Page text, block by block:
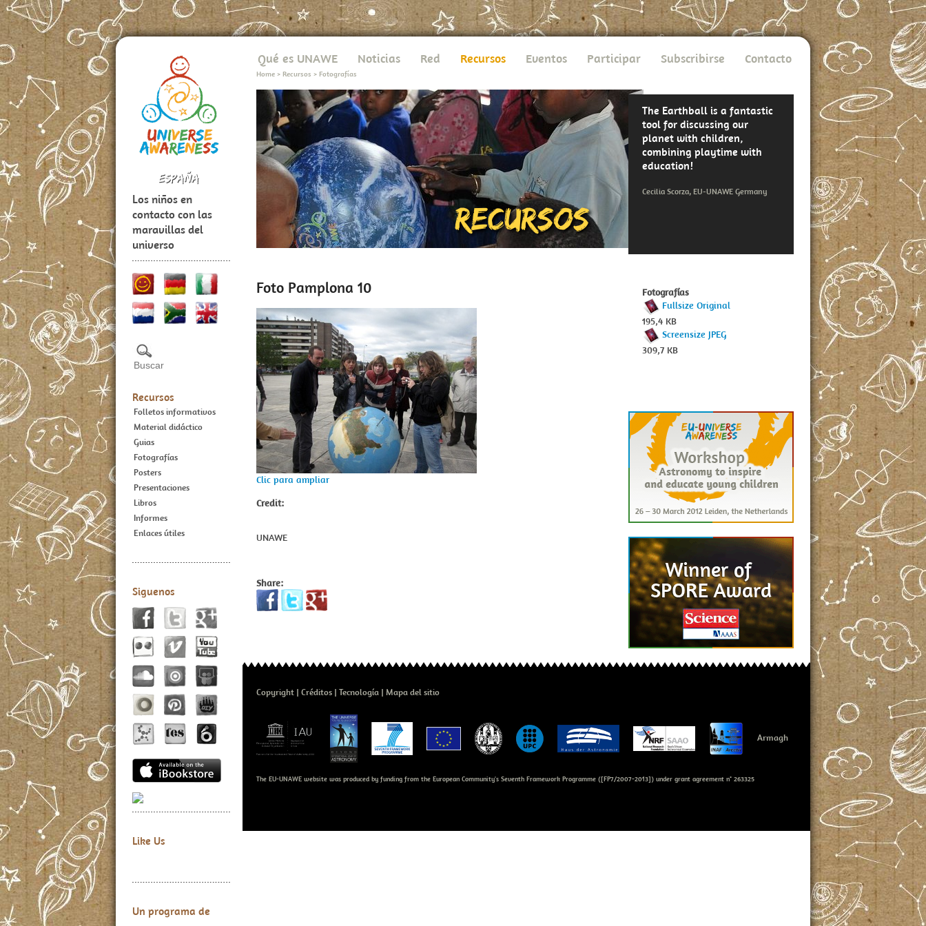
Los niños en
contacto con las
maravillas del
universo
Recursos
Folletos informativos
Material didáctico
Guias
Fotografías
Posters
Presentaciones
Libros
Informes
Enlaces útiles
Siguenos
Like Us
Un programa de
Qué es UNAWE Noticias Red Recursos Eventos Participar Subscribirse Contacto
Home > Recursos > Fotografías
The Earthball is a fantastic
tool for discussing our
planet with children,
combining playtime with
education!
Cecilia Scorza, EU-UNAWE Germany
Foto Pamplona 10
Clic para ampliar
Credit:
UNAWE
Share:
Fotografías
Fullsize Original
195,4 KB
Screensize JPEG
309,7 KB
Copyright Créditos Tecnología Mapa del sitio
Armagh
The EU-UNAWE website was produced by funding from the European Community's Seventh Framework Programme ([FP7/2007-2013]) under grant agreement n° 263325